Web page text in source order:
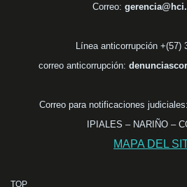
Correo:
Línea anticorrupción +(57)
correo anticorrupción:
Correo para notificaciones judiciales:
IPIALES – NARIÑO –
MAPA DEL
TOP